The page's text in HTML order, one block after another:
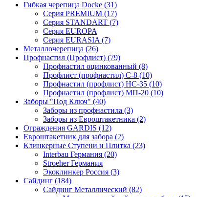
Гибкая черепица Docke (31)
Серия PREMIUM (17)
Серия STANDART (7)
Серия EUROPA
Серия EURASIA (7)
Металлочерепица (26)
Профнастил (Профлист) (79)
Профнастил оцинкованный (8)
Профлист (профнастил) С-8 (10)
Профнастил (профлист) НС-35 (10)
Профнастил (профлист) МП-20 (10)
Заборы "Под Ключ" (40)
Заборы из профнастила (3)
Заборы из Евроштакетника (2)
Ограждения GARDIS (12)
Евроштакетник для забора (2)
Клинкерные Ступени и Плитка (23)
Interbau Германия (20)
Stroeher Германия
Экоклинкер Россия (3)
Сайдинг (184)
Сайдинг Металлический (82)